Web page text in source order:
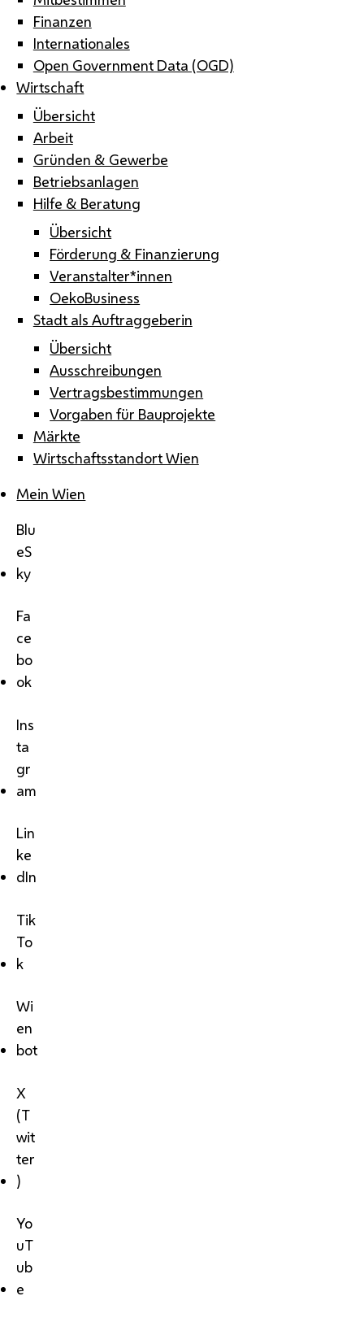
Finanzen
Internationales
Open Government Data (OGD)
Wirtschaft
Übersicht
Arbeit
Gründen & Gewerbe
Betriebsanlagen
Hilfe & Beratung
Übersicht
Förderung & Finanzierung
Veranstalter*innen
OekoBusiness
Stadt als Auftraggeberin
Übersicht
Ausschreibungen
Vertragsbestimmungen
Vorgaben für Bauprojekte
Märkte
Wirtschaftsstandort Wien
Mein Wien
Blu
eS
ky
Fa
ce
bo
ok
Ins
ta
gr
am
Lin
ke
dIn
Tik
To
k
Wi
en
bot
X
(T
wit
ter
)
Yo
uT
ub
e